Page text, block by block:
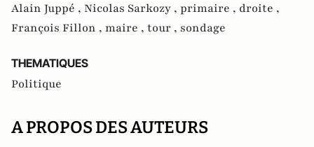
Alain Juppé , Nicolas Sarkozy , primaire , droite ,
François Fillon , maire , tour , sondage
THEMATIQUES
Politique
A PROPOS DES AUTEURS